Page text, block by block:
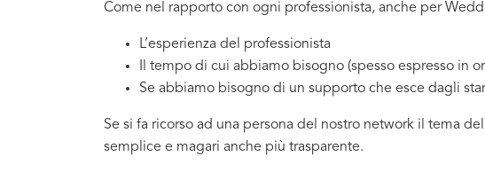
Come nel rapporto con ogni professionista, anche per
L’esperienza del professionista
Il tempo di cui abbiamo bisogno (spesso espresso in
Se abbiamo bisogno di un supporto che esce dagli
Se si fa ricorso ad una persona del nostro network il tema
semplice e magari anche più trasparente.